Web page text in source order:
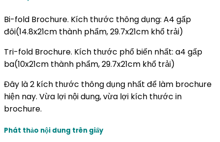
Bi-fold Brochure. Kích thước thông dụng: A4 gấp
đôi(14.8x21cm thành phẩm, 29.7x21cm khổ trải)
Tri-fold Brochure. Kích thước phổ biến nhất: a4 gấp
ba(10x21cm thành phẩm, 29.7x21cm khổ trải)
Đây là 2 kích thước thông dụng nhất để làm brochure
hiện nay. Vừa lợi nội dung, vừa lợi kích thước in
brochure.
Phát thảo nội dung trên giấy